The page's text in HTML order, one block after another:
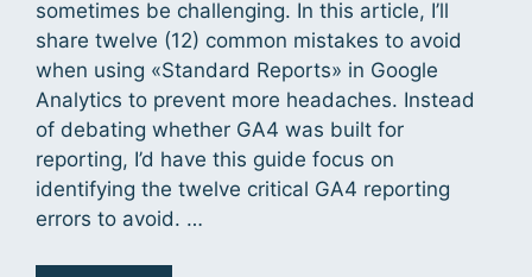
sometimes be challenging. In this article, I’ll
share twelve (12) common mistakes to avoid
when using «Standard Reports» in Google
Analytics to prevent more headaches. Instead
of debating whether GA4 was built for
reporting, I’d have this guide focus on
identifying the twelve critical GA4 reporting
errors to avoid. …